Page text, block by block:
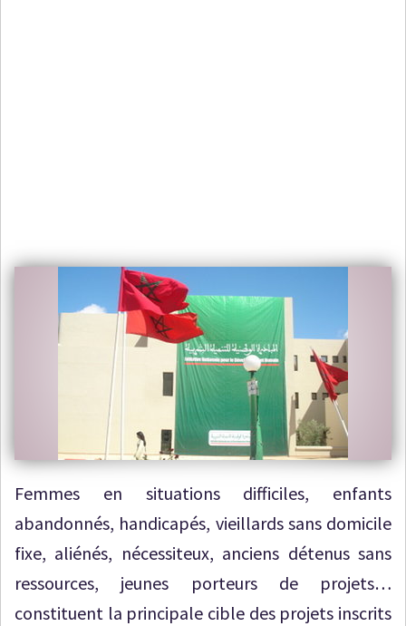
Femmes en situations difficiles, enfants
abandonnés, handicapés, vieillards sans domicile
fixe, aliénés, nécessiteux, anciens détenus sans
ressources, jeunes porteurs de projets…
constituent la principale cible des projets inscrits